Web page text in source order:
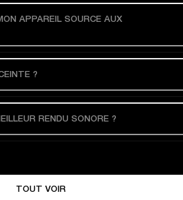
APPAREIL SOURCE AUX
?
RENDU SONORE ?
TOUT VOIR